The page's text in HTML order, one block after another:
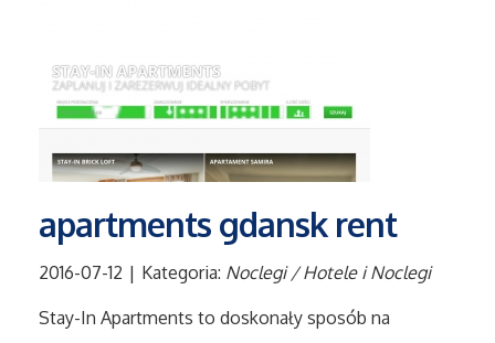
Sprzedaż Interntowa
Biżuteria
Dla Dzieci
apartments gdansk rent
2016-07-12 | Kategoria: Noclegi / Hotele i Noclegi
Stay-In Apartments to doskonały sposób na